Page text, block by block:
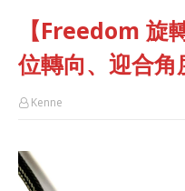
【Freedom 旋
位轉向、迎合角
Kenne